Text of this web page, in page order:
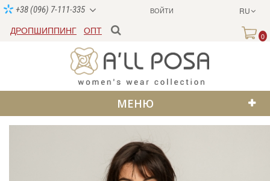
ВОЙТИ RU
+38 (096) 7-111-335
ДРОПШИППИНГ ОПТ
0
МЕНЮ